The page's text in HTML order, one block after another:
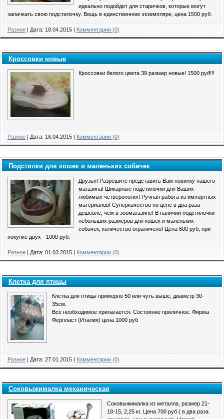
идеально подойдет для старичков, которые могут
запачкать свою подстилочку. Вещь в единственном экземпляре, цена 1500 руб.
Разное| Дата: 18.04.2015| Комментарии (0)
Кроссовки новые
Кроссовки белого цвета 39 размер новые! 1500 руб!!!
Разное| Дата: 18.04.2015| Комментарии (0)
Подстилки для кошек и маленьких собачек
Друзья! Разрешите представить Вам новинку нашего
магазина! Шикарные подстилочки для Ваших
любимых четвероногих! Ручная работа из импортных
материалов! Суперкачество по цене в два раза
дешевле, чем в зоомагазине! В наличии подстилочки
небольших размеров для кошек и маленьких
собачек, количество ограничено! Цена 600 руб, при
покупке двух - 1000 руб.
Разное| Дата: 01.03.2015| Комментарии (0)
Клетка для птицы
Клетка для птицы примерно 50 или чуть выше, диаметр 30-
35см.
Всё необходимое прилагается. Состояние приличное. Фирма
Ферпласт (Италия) цена 1000 руб
Разное| Дата: 27.01.2015| Комментарии (0)
Соковыжималка механическая
Соковыжималка из металла, размер 21-
18-15, 2,25 кг. Цена 700 руб ( в два раза